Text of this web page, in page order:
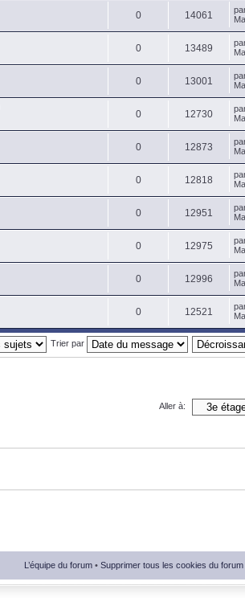
0 14061
0 13489
0 13001
0 12730
0 12873
0 12818
0 12951
0 12975
0 12996
0 12521
Trier par
Aller à:
L’équipe du forum • Supprimer tous les cookies du forum